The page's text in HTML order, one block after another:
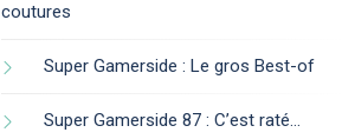
coutures
Super Gamerside : Le gros Best-of
Super Gamerside 87 : C’est raté…